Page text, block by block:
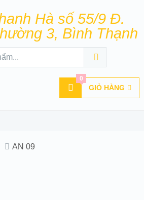
GIỎ HÀNG
0
AN 09